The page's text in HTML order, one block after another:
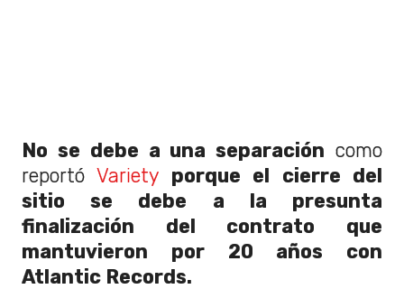
No se debe a una separación como
reportó Variety
porque el cierre del
sitio se debe a la presunta
finalización del contrato que
mantuvieron por 20 años con
Atlantic Records.